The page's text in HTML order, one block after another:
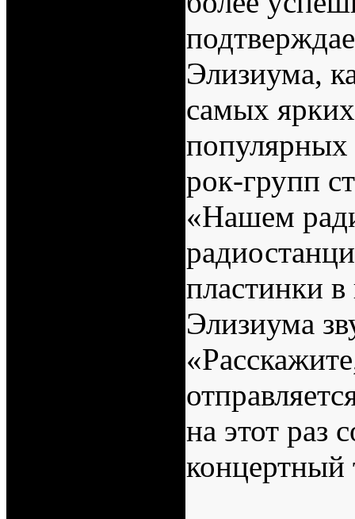
Элизиума,
самых
рок-групп
«Нашем
пластинки
Элизиума
на этот раз
концертный